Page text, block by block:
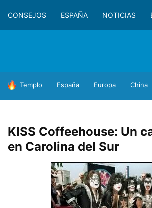
CONSEJOS ESPAÑA NOTICIAS
HOY SE HABLA DE
Templo España Europa China
KISS Coffeehouse: Un
en Carolina del Sur